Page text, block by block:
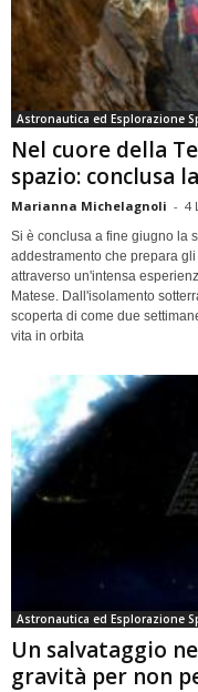
Astronautica ed Esplorazione
Nel cuore della
spazio: conclusa
Marianna Michelagnoli - 4
Si è conclusa a fine giugno la
addestramento che prepara
attraverso un'intensa
Matese. Dall'isolamento
scoperta di come due
vita in orbita
Astronautica ed Esplorazione
Un salvataggio
gravità per non